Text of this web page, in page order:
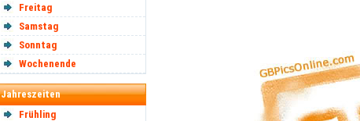
Freitag
Samstag
Sonntag
Wochenende
Jahreszeiten
Frühling